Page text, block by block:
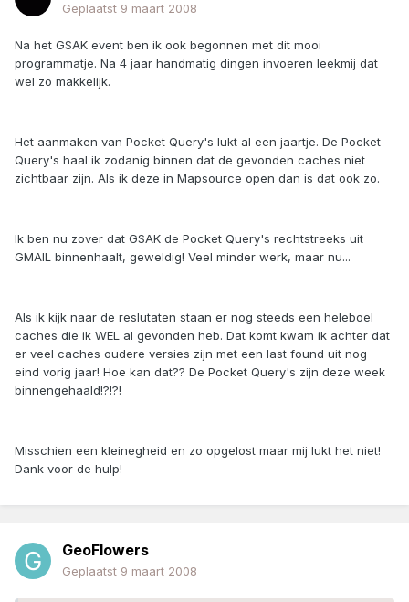
Geplaatst 9 maart 2008
Na het GSAK event ben ik ook begonnen met dit mooi
programmatje. Na 4 jaar handmatig dingen invoeren leekmij dat
wel zo makkelijk.
Het aanmaken van Pocket Query's lukt al een jaartje. De Pocket
Query's haal ik zodanig binnen dat de gevonden caches niet
zichtbaar zijn. Als ik deze in Mapsource open dan is dat ook zo.
Ik ben nu zover dat GSAK de Pocket Query's rechtstreeks uit
GMAIL binnenhaalt, geweldig! Veel minder werk, maar nu...
Als ik kijk naar de reslutaten staan er nog steeds een heleboel
caches die ik WEL al gevonden heb. Dat komt kwam ik achter dat
er veel caches oudere versies zijn met een last found uit nog
eind vorig jaar! Hoe kan dat?? De Pocket Query's zijn deze week
binnengehaald!?!?!
Misschien een kleinegheid en zo opgelost maar mij lukt het niet!
Dank voor de hulp!
GeoFlowers
Geplaatst 9 maart 2008